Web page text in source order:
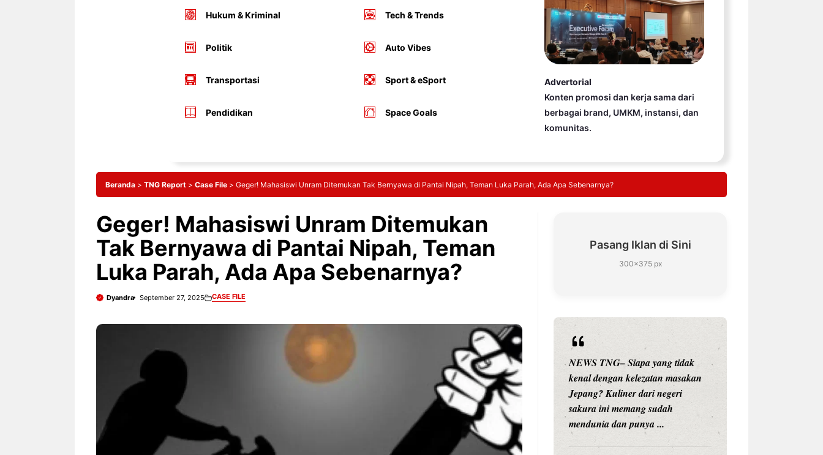
Hukum & Kriminal
Politik
Transportasi
Pendidikan
Tech & Trends
Auto Vibes
Sport & eSport
Space Goals
Advertorial
Konten promosi dan kerja sama dari
berbagai brand, UMKM, instansi, dan
komunitas.
Beranda > TNG Report > Case File > Geger! Mahasiswi Unram Ditemukan Tak Bernyawa di Pantai Nipah, Teman Luka Parah, Ada Apa Sebenarnya?
Geger! Mahasiswi Unram Ditemukan
Tak Bernyawa di Pantai Nipah, Teman
Luka Parah, Ada Apa Sebenarnya?
Dyandra September 27, 2025 CASE FILE
Pasang Iklan di Sini
300×375 px
NEWS TNG– Siapa sangka, dua
nama besar di dunia hiburan,
Nunung Srimulat dan Vicky
Prasetyo, kini merambah dunia
NEWS TNG– Bandung –
Menyambut pergantian tahun
menghadirkan ...
NEWS TNG– Pernah gak sih
kamu mulai ngerjain sesuatu cuma
buat iseng-iseng, eh ternyata malah
jadi peluang bisnis yang
menguntungkan? ...
NEWS TNG– Siapa yang tidak
kenal dengan kelezatan masakan
Jepang? Kuliner dari negeri
sakura ini memang sudah
mendunia dan punya ...